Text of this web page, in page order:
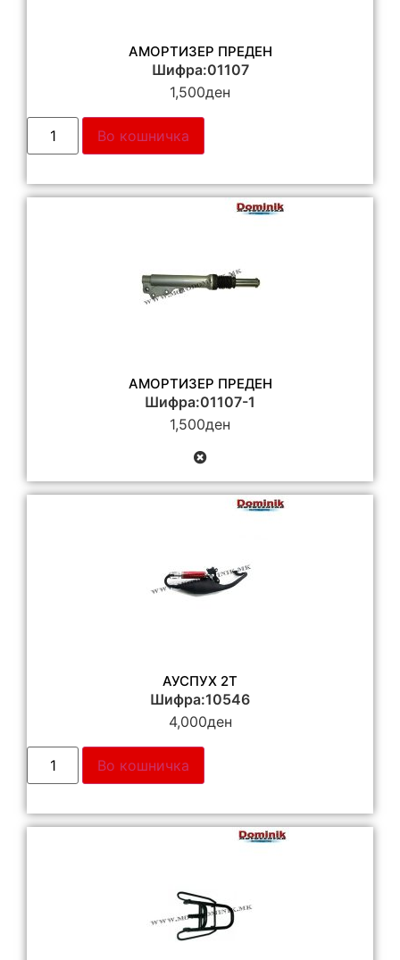
АМОРТИЗЕР ПРЕДЕН
Шифра:01107
1,500ден
Во кошничка
АМОРТИЗЕР ПРЕДЕН
Шифра:01107-1
1,500ден
АУСПУХ 2T
Шифра:10546
4,000ден
Во кошничка